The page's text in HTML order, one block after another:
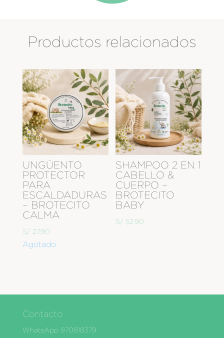
Productos relacionados
UNGÜENTO
PROTECTOR
PARA
ESCALDADURAS
– BROTECITO
CALMA
S/ 27.90
Agotado
SHAMPOO 2 EN 1
CABELLO &
CUERPO –
BROTECITO
BABY
S/ 52.90
Contacto
WhatsApp 970818379